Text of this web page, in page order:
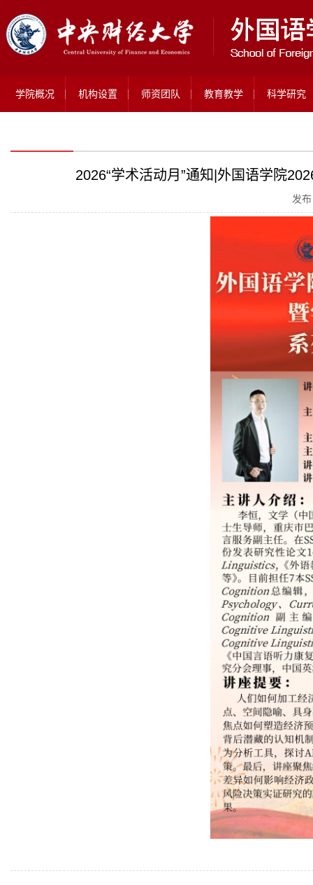
学院概况 机构设置 师资团队 教育教学 科学研究
2026“学术活动月”通知|外国语学院
发